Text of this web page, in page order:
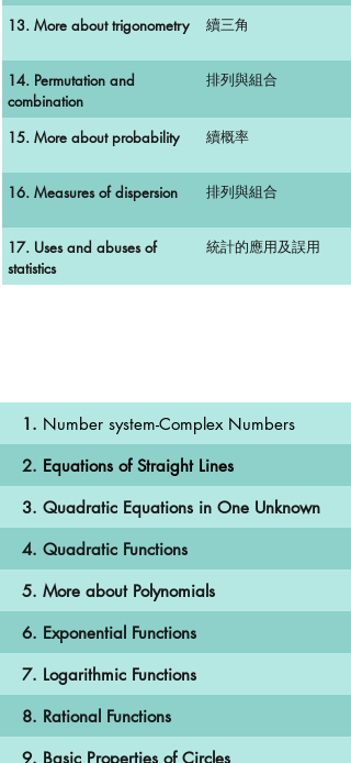
13. More about trigonometry 續三角
14. Permutation and
combination
排列與組合
15. More about probability 續概率
16. Measures of dispersion 排列與組合
17. Uses and abuses of
statistics
統計的應用及誤用
1. Number system-Complex Numbers
2. Equations of Straight Lines
3. Quadratic Equations in One Unknown
4. Quadratic Functions
5. More about Polynomials
6. Exponential Functions
7. Logarithmic Functions
8. Rational Functions
9. Basic Properties of Circles